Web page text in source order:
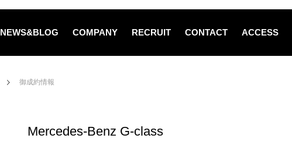
NEWS&BLOG COMPANY RECRUIT CONTACT ACCESS
御成約情報
Mercedes-Benz G-class